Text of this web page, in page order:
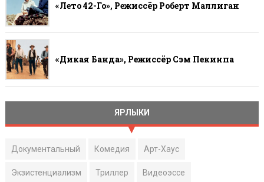
«Лето 42-Го», Режиссёр Роберт Маллиган
«Дикая Банда», Режиссёр Сэм Пекинпа
ЯРЛЫКИ
Документальный Комедия Арт-Хаус
Экзистенциализм Триллер Видеоэссе